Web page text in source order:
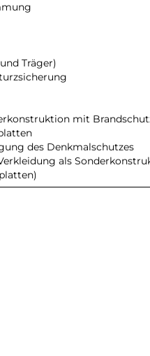
Träger)
mit
des Denkmalschutzes
als